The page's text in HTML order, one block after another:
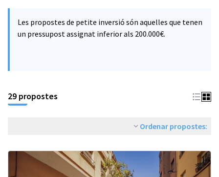
Les propostes de petite inversió són aquelles que tenen
un pressupost assignat inferior als 200.000€.
29 propostes
Ordenar propostes: